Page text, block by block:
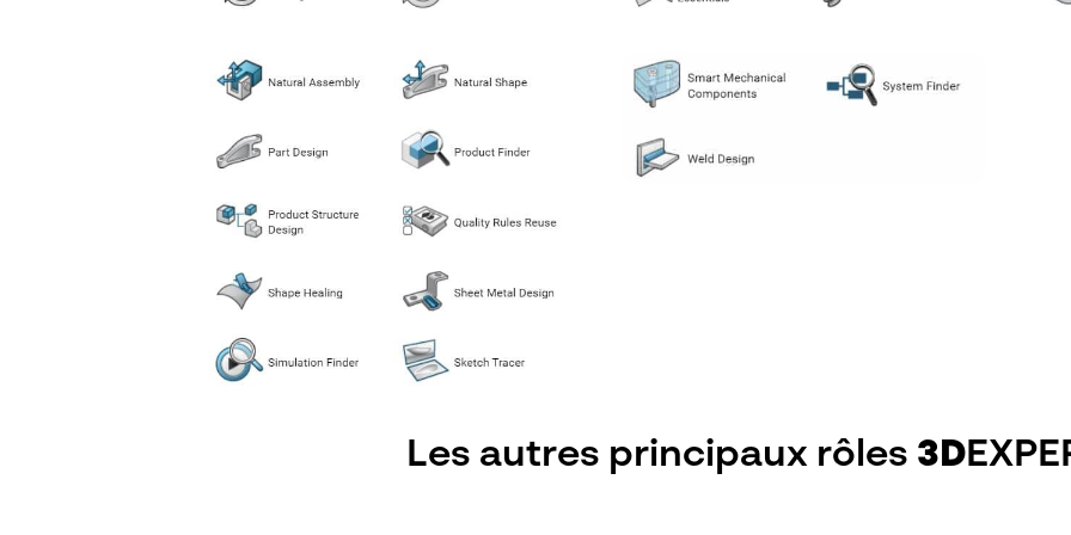
Les autres principaux rôles 3D